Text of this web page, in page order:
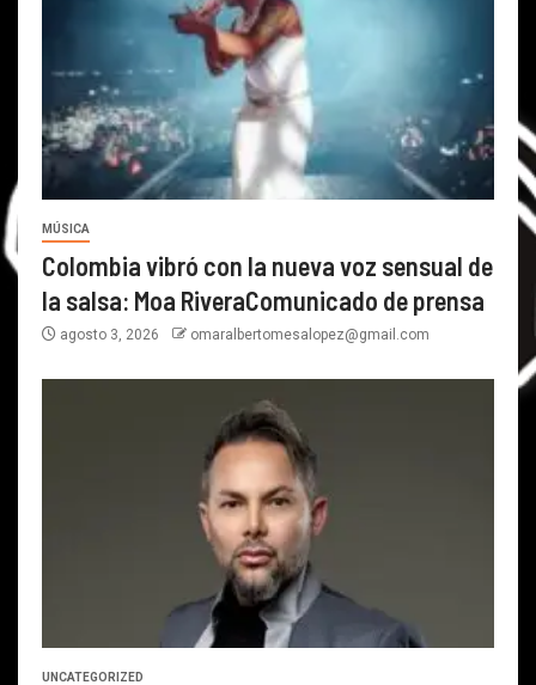
MÚSICA
Colombia vibró con la nueva voz sensual de
la salsa: Moa RiveraComunicado de prensa
agosto 3, 2026 omaralbertomesalopez@gmail.com
UNCATEGORIZED